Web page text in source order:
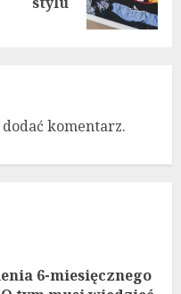
dodać komentarz.
6-miesięcznego